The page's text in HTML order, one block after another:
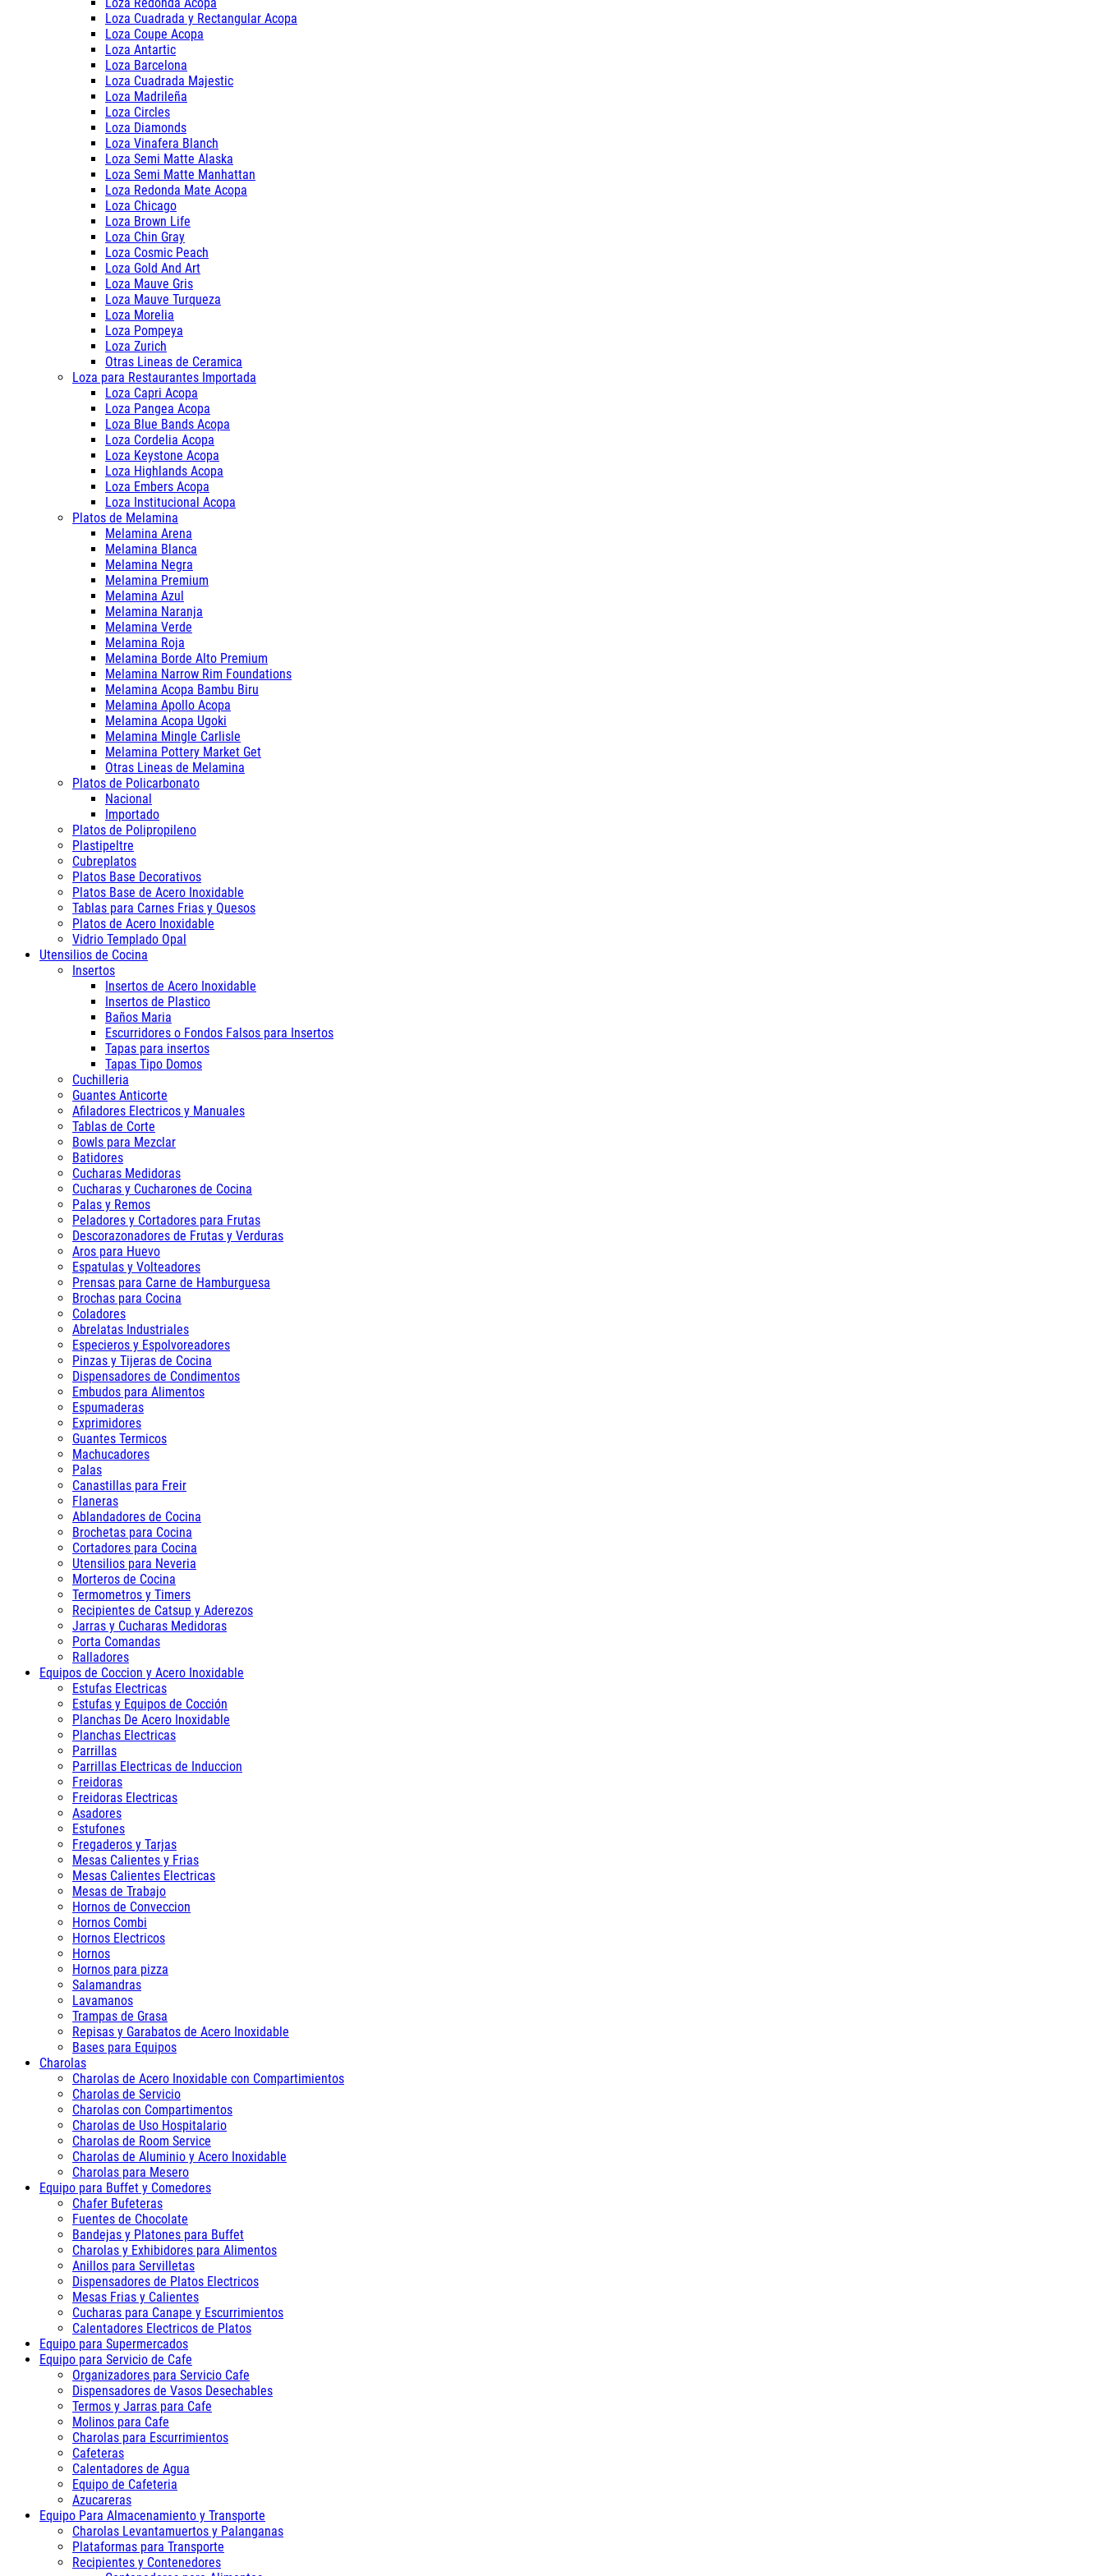
Loza Cuadrada y Rectangular Acopa
Loza Coupe Acopa
Loza Antartic
Loza Barcelona
Loza Cuadrada Majestic
Loza Madrileña
Loza Circles
Loza Diamonds
Loza Vinafera Blanch
Loza Semi Matte Alaska
Loza Semi Matte Manhattan
Loza Redonda Mate Acopa
Loza Chicago
Loza Brown Life
Loza Chin Gray
Loza Cosmic Peach
Loza Gold And Art
Loza Mauve Gris
Loza Mauve Turqueza
Loza Morelia
Loza Pompeya
Loza Zurich
Otras Lineas de Ceramica
Loza para Restaurantes Importada
Loza Capri Acopa
Loza Pangea Acopa
Loza Blue Bands Acopa
Loza Cordelia Acopa
Loza Keystone Acopa
Loza Highlands Acopa
Loza Embers Acopa
Loza Institucional Acopa
Platos de Melamina
Melamina Arena
Melamina Blanca
Melamina Negra
Melamina Premium
Melamina Azul
Melamina Naranja
Melamina Verde
Melamina Roja
Melamina Borde Alto Premium
Melamina Narrow Rim Foundations
Melamina Acopa Bambu Biru
Melamina Apollo Acopa
Melamina Acopa Ugoki
Melamina Mingle Carlisle
Melamina Pottery Market Get
Otras Lineas de Melamina
Platos de Policarbonato
Nacional
Importado
Platos de Polipropileno
Plastipeltre
Cubreplatos
Platos Base Decorativos
Platos Base de Acero Inoxidable
Tablas para Carnes Frias y Quesos
Platos de Acero Inoxidable
Vidrio Templado Opal
Utensilios de Cocina
Insertos
Insertos de Acero Inoxidable
Insertos de Plastico
Baños Maria
Escurridores o Fondos Falsos para Insertos
Tapas para insertos
Tapas Tipo Domos
Cuchilleria
Guantes Anticorte
Afiladores Electricos y Manuales
Tablas de Corte
Bowls para Mezclar
Batidores
Cucharas Medidoras
Cucharas y Cucharones de Cocina
Palas y Remos
Peladores y Cortadores para Frutas
Descorazonadores de Frutas y Verduras
Aros para Huevo
Espatulas y Volteadores
Prensas para Carne de Hamburguesa
Brochas para Cocina
Coladores
Abrelatas Industriales
Especieros y Espolvoreadores
Pinzas y Tijeras de Cocina
Dispensadores de Condimentos
Embudos para Alimentos
Espumaderas
Exprimidores
Guantes Termicos
Machucadores
Palas
Canastillas para Freir
Flaneras
Ablandadores de Cocina
Brochetas para Cocina
Cortadores para Cocina
Utensilios para Neveria
Morteros de Cocina
Termometros y Timers
Recipientes de Catsup y Aderezos
Jarras y Cucharas Medidoras
Porta Comandas
Ralladores
Equipos de Coccion y Acero Inoxidable
Estufas Electricas
Estufas y Equipos de Cocción
Planchas De Acero Inoxidable
Planchas Electricas
Parrillas
Parrillas Electricas de Induccion
Freidoras
Freidoras Electricas
Asadores
Estufones
Fregaderos y Tarjas
Mesas Calientes y Frias
Mesas Calientes Electricas
Mesas de Trabajo
Hornos de Conveccion
Hornos Combi
Hornos Electricos
Hornos
Hornos para pizza
Salamandras
Lavamanos
Trampas de Grasa
Repisas y Garabatos de Acero Inoxidable
Bases para Equipos
Charolas
Charolas de Acero Inoxidable con Compartimientos
Charolas de Servicio
Charolas con Compartimentos
Charolas de Uso Hospitalario
Charolas de Room Service
Charolas de Aluminio y Acero Inoxidable
Charolas para Mesero
Equipo para Buffet y Comedores
Chafer Bufeteras
Fuentes de Chocolate
Bandejas y Platones para Buffet
Charolas y Exhibidores para Alimentos
Anillos para Servilletas
Dispensadores de Platos Electricos
Mesas Frias y Calientes
Cucharas para Canape y Escurrimientos
Calentadores Electricos de Platos
Equipo para Supermercados
Equipo para Servicio de Cafe
Organizadores para Servicio Cafe
Dispensadores de Vasos Desechables
Termos y Jarras para Cafe
Molinos para Cafe
Charolas para Escurrimientos
Cafeteras
Calentadores de Agua
Equipo de Cafeteria
Azucareras
Equipo Para Almacenamiento y Transporte
Charolas Levantamuertos y Palanganas
Plataformas para Transporte
Recipientes y Contenedores